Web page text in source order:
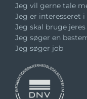
Jeg vil gerne tale
Jeg er interesseret
Jeg skal bruge
Jeg søger en
Jeg søger job